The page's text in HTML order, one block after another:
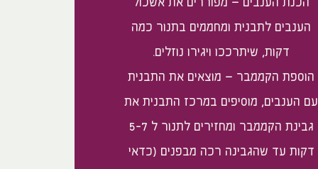
הכנת הענבים – מפוררים את אשכול
הענבים לתבנית ומחממים בתנור כמה
דקות, שיתרככו ויגירו נוזלים.
הוספת הקממבר – מוצאים את התבנית
עם הענבים, מוסיפים במרכז התבנית את
גבינת הקממבר ומחזירים לתנור ל 5-7
דקות עד שהגבינה רכה מבפנים (כדאי